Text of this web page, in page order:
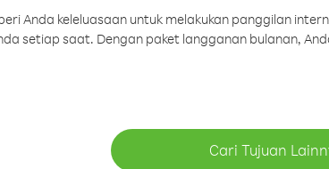
Anda keleluasaan untuk melakukan panggilan
setiap saat. Dengan paket langganan bulanan,
Cari Tujuan